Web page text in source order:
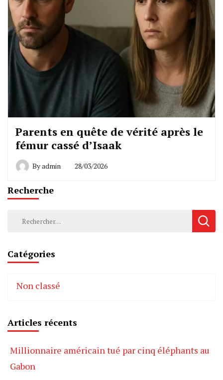
Parents en quête de vérité après le
fémur cassé d’Isaak
Byadmin 28/03/2026
Recherche
Rechercher :
Catégories
Non classé
Articles récents
Millionnaire américain tué par cinq éléphants au
Gabon